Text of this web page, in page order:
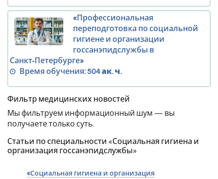
«Профессиональная
переподготовка по социальной
гигиене и организации
госсанэпидслужбы в
Санкт‑Петербурге»
Время обучения:504 ак. ч.
Фильтр медицинских новостей
Мы фильтруем информационный шум — вы
получаете только суть.
Статьи по специальности «Социальная гигиена и
организация госсанэпидслужбы»
«Социальная гигиена и организация